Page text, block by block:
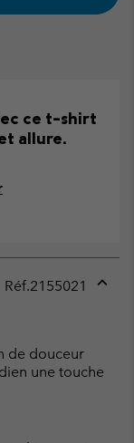
ce t-shirt
allure.
Réf.2155021
de douceur
une touche